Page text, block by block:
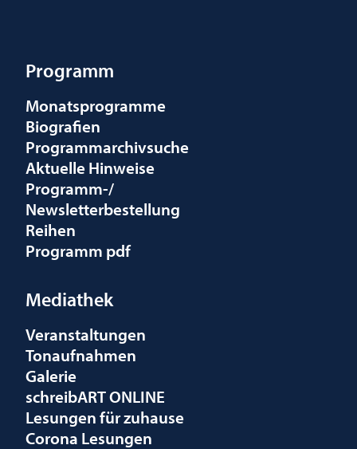
Programm
Monatsprogramme
Biografien
Programmarchivsuche
Aktuelle Hinweise
Programm-/
Newsletterbestellung
Reihen
Programm pdf
Mediathek
Veranstaltungen
Tonaufnahmen
Galerie
schreibART ONLINE
Lesungen für zuhause
Corona Lesungen